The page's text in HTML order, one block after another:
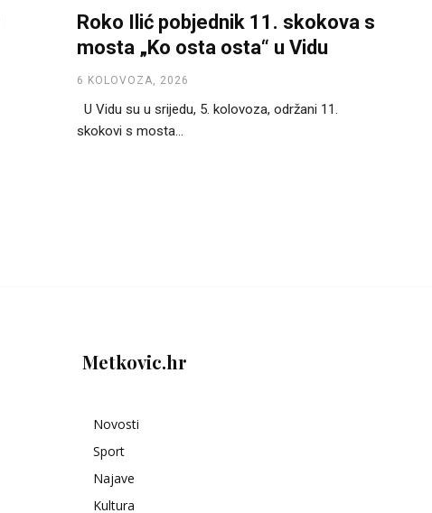
Roko Ilić pobjednik 11. skokova s
mosta „Ko osta osta“ u Vidu
6 KOLOVOZA, 2026
U Vidu su u srijedu, 5. kolovoza, održani 11.
skokovi s mosta...
Metkovic.hr
Novosti
Sport
Najave
Kultura